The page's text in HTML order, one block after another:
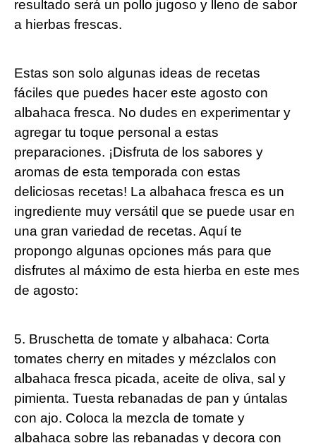
resultado será un pollo jugoso y lleno de sabor
a hierbas frescas.
Estas son solo algunas ideas de recetas
fáciles que puedes hacer este agosto con
albahaca fresca. No dudes en experimentar y
agregar tu toque personal a estas
preparaciones. ¡Disfruta de los sabores y
aromas de esta temporada con estas
deliciosas recetas! La albahaca fresca es un
ingrediente muy versátil que se puede usar en
una gran variedad de recetas. Aquí te
propongo algunas opciones más para que
disfrutes al máximo de esta hierba en este mes
de agosto:
5. Bruschetta de tomate y albahaca: Corta
tomates cherry en mitades y mézclalos con
albahaca fresca picada, aceite de oliva, sal y
pimienta. Tuesta rebanadas de pan y úntalas
con ajo. Coloca la mezcla de tomate y
albahaca sobre las rebanadas y decora con